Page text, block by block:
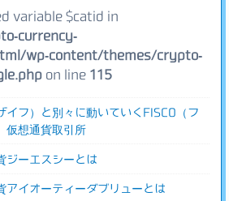
variable $catid in
currency-
wp-content/themes/crypto-
on line 115
イフ）と別々に動いていくFISCO（フ
仮想通貨取引所
ジーエスシーとは
アイオーティーダブリューとは